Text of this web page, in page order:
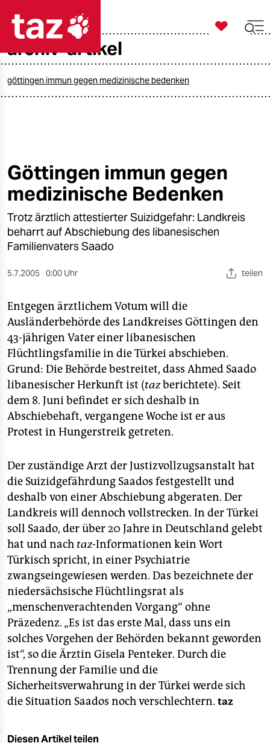
taz zahl ich
öko
gesellschaft
kultur
sport
berlin
nord
wahrheit
verlag
verlag
veranstaltungen
unterstützen
abo
genossenschaft
epaper login

taz zahl ich
archiv-artikel
göttingen immun gegen medizinische bedenken
Göttingen immun gegen
medizinische Bedenken
Trotz ärztlich attestierter Suizidgefahr: Landkreis
beharrt auf Abschiebung des libanesischen
Familienvaters Saado
5.7.2005 0:00 Uhr teilen
Entgegen ärztlichem Votum will die
Ausländerbehörde des Landkreises Göttingen den
43-jährigen Vater einer libanesischen
Flüchtlingsfamilie in die Türkei abschieben.
Grund: Die Behörde bestreitet, dass Ahmed Saado
libanesischer Herkunft ist (tazberichtete). Seit
dem 8. Juni befindet er sich deshalb in
Abschiebehaft, vergangene Woche ist er aus
Protest in Hungerstreik getreten.
Der zuständige Arzt der Justizvollzugsanstalt hat
die Suizidgefährdung Saados festgestellt und
deshalb von einer Abschiebung abgeraten. Der
Landkreis will dennoch vollstrecken. In der Türkei
soll Saado, der über 20 Jahre in Deutschland gelebt
hat und nach taz-Informationen kein Wort
Türkisch spricht, in einer Psychiatrie
zwangseingewiesen werden. Das bezeichnete der
niedersächsische Flüchtlingsrat als
„menschenverachtenden Vorgang“ ohne
Präzedenz. „Es ist das erste Mal, dass uns ein
solches Vorgehen der Behörden bekannt geworden
ist“, so die Ärztin Gisela Penteker. Durch die
Trennung der Familie und die
Sicherheitsverwahrung in der Türkei werde sich
die Situation Saados noch verschlechtern. taz
Diesen Artikel teilen